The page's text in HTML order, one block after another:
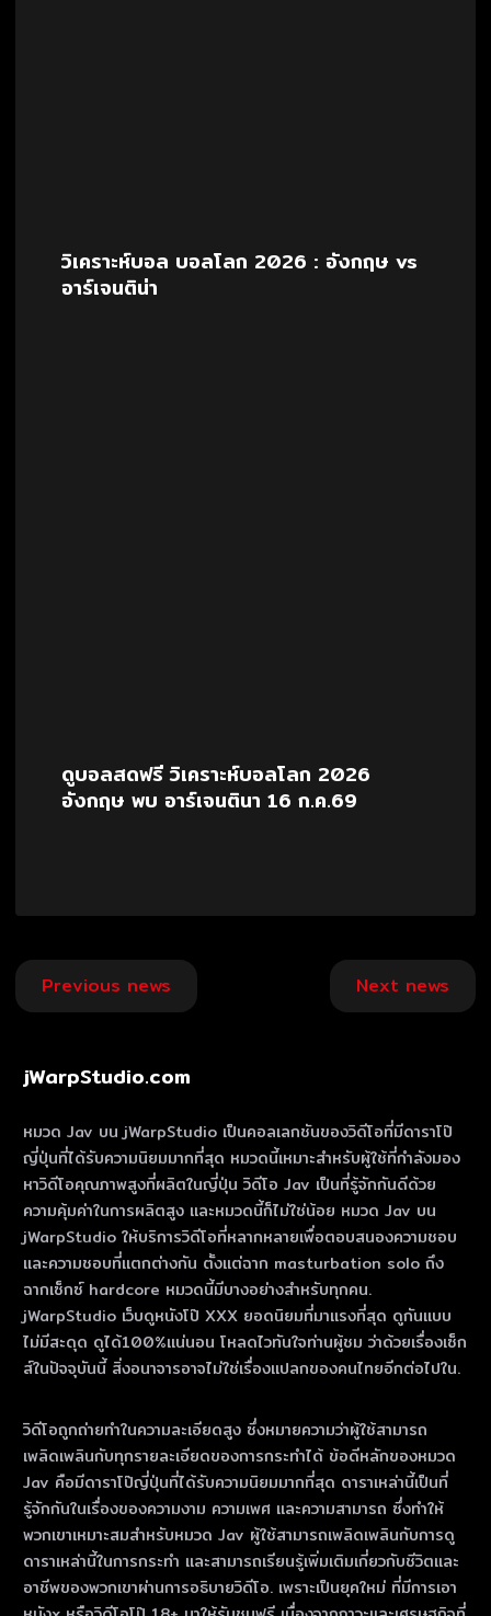
วิเคราะห์บอล บอลโลก 2026 : อังกฤษ vs
อาร์เจนติน่า
ดูบอลสดฟรี วิเคราะห์บอลโลก 2026
อังกฤษ พบ อาร์เจนตินา 16 ก.ค.69
Post
navigation
Previous news Next news
jWarpStudio.com
หมวด Jav บน jWarpStudio เป็นคอลเลกชันของวิดีโอที่มีดาราโป๊
ญี่ปุ่นที่ได้รับความนิยมมากที่สุด หมวดนี้เหมาะสําหรับผู้ใช้ที่กําลังมอง
หาวิดีโอคุณภาพสูงที่ผลิตในญี่ปุ่น วิดีโอ Jav เป็นที่รู้จักกันดีด้วย
ความคุ้มค่าในการผลิตสูง และหมวดนี้ก็ไม่ใช่น้อย หมวด Jav บน
jWarpStudio ให้บริการวิดีโอที่หลากหลายเพื่อตอบสนองความชอบ
และความชอบที่แตกต่างกัน ตั้งแต่ฉาก masturbation solo ถึง
ฉากเซ็กซ์ hardcore หมวดนี้มีบางอย่างสําหรับทุกคน.
jWarpStudio เว็บดูหนังโป๊ XXX ยอดนิยมที่มาแรงที่สุด ดูกันแบบ
ไม่มีสะดุด ดูได้100%แน่นอน โหลดไวทันใจท่านผู้ชม ว่าด้วยเรื่องเซ็ก
ส์ในปัจจุบันนี้ สิ่งอนาจารอาจไม่ใช่เรื่องแปลกของคนไทยอีกต่อไปใน.
วิดีโอถูกถ่ายทําในความละเอียดสูง ซึ่งหมายความว่าผู้ใช้สามารถ
เพลิดเพลินกับทุกรายละเอียดของการกระทําได้ ข้อดีหลักของหมวด
Jav คือมีดาราโป๊ญี่ปุ่นที่ได้รับความนิยมมากที่สุด ดาราเหล่านี้เป็นที่
รู้จักกันในเรื่องของความงาม ความเพศ และความสามารถ ซึ่งทําให้
พวกเขาเหมาะสมสําหรับหมวด Jav ผู้ใช้สามารถเพลิดเพลินกับการดู
ดาราเหล่านี้ในการกระทํา และสามารถเรียนรู้เพิ่มเติมเกี่ยวกับชีวิตและ
อาชีพของพวกเขาผ่านการอธิบายวิดีโอ. เพราะเป็นยุคใหม่ ที่มีการเอา